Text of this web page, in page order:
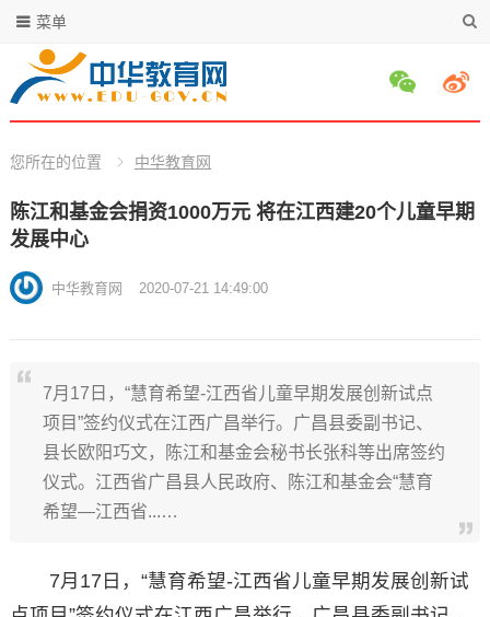
菜单
您所在的位置 中华教育网
陈江和基金会捐资1000万元 将在江西建20个儿童早期
发展中心
中华教育网 2020-07-21 14:49:00
7月17日，“慧育希望-江西省儿童早期发展创新试点
项目”签约仪式在江西广昌举行。广昌县委副书记、
县长欧阳巧文，陈江和基金会秘书长张科等出席签约
仪式。江西省广昌县人民政府、陈江和基金会“慧育
希望—江西省...…
7月17日，“慧育希望-江西省儿童早期发展创新试